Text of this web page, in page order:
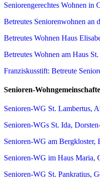
Seniorengerechtes Wohnen in
Betreutes Seniorenwohnen an
Betreutes Wohnen Haus
Betreutes Wohnen am Haus
Franziskusstift: Betreute
Senioren-
Senioren-WG St. Lambertus,
Senioren-WGs St. Ida,
Senioren-WG am Bergkloster,
Senioren-WG im Haus Maria,
Senioren-WG St. Pankratius,